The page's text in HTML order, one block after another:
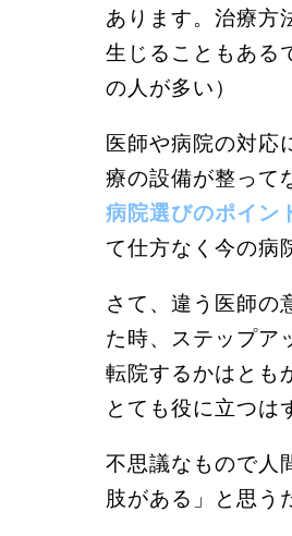
あります。治療方
生じることもある
の人が多い）
医師や病院の対応
療の設備が整って
病院選びのポイン
て仕方なく今の病
さて、違う医師の
た時、ステップア
転院するかはとも
とても役に立つは
不思議なもので人
肢がある」と思う